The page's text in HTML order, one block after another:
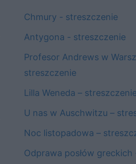
Chmury - streszczenie
Antygona - streszczenie
Profesor Andrews w
streszczenie
Lilla Weneda –
U nas w Auschwitzu –
Noc listopadowa –
Odprawa posłów